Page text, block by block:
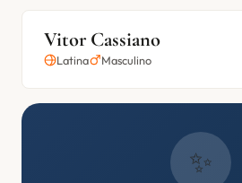
Vitor Cassiano
Latina Masculino
✨